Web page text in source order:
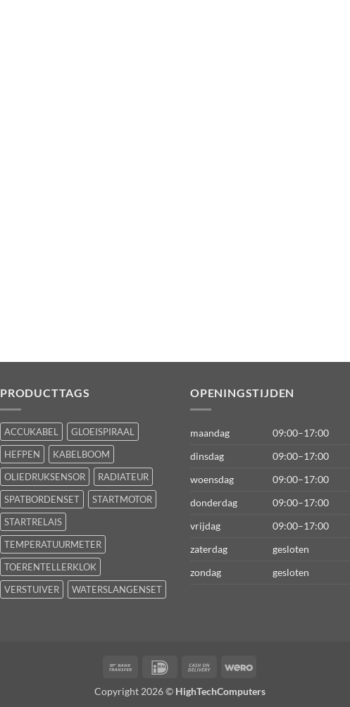
PRODUCTTAGS
ACCUKABEL
GLOEISPIRAAL
HEFPEN
KABELBOOM
OLIEDRUKSENSOR
RADIATEUR
SPATBORDENSET
STARTMOTOR
STARTRELAIS
TEMPERATUURMETER
TOERENTELLERKLOK
VERSTUIVER
WATERSLANGENSET
OPENINGSTIJDEN
maandag
09:00–17:00
dinsdag
09:00–17:00
woensdag
09:00–17:00
donderdag
09:00–17:00
vrijdag
09:00–17:00
zaterdag
gesloten
zondag
gesloten
Bank
IDeal
Cash
Delivery
Wero
Copyright 2026 © HighTechComputers